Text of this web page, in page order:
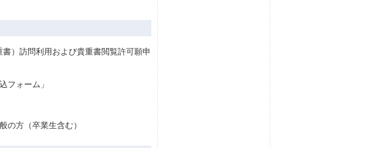
）訪問利用および貴重書閲覧許可願申
フォーム」
の方（卒業生含む）